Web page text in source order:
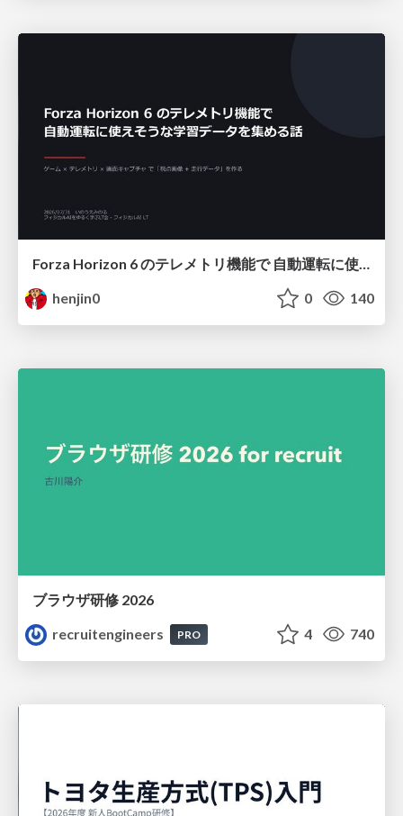
Forza Horizon 6 のテレメトリ機能で 自動運転に使えそうな学習データを集める話
henjin0
0 140
ブラウザ研修 2026
recruitengineers
PRO 4 740